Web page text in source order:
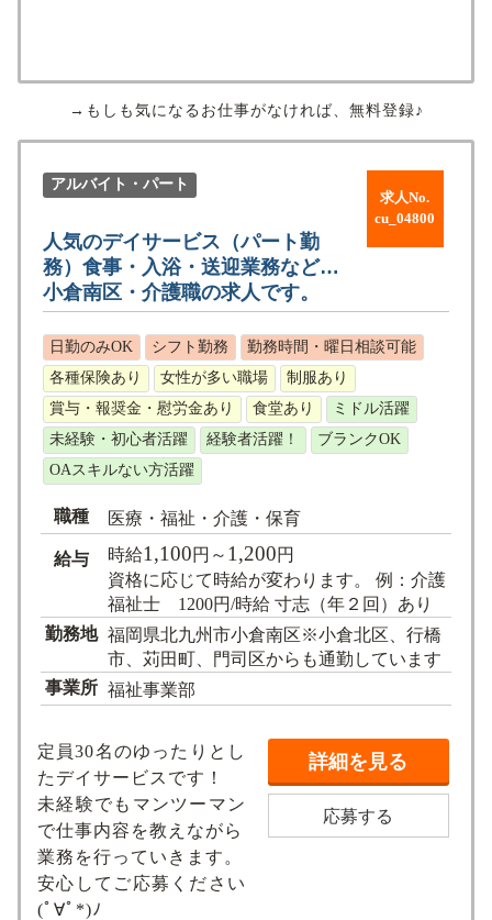
→もしも気になるお仕事がなければ、無料登録♪
求人No.
cu_04800
アルバイト・パート
人気のデイサービス（パート勤
務）食事・入浴・送迎業務など…
小倉南区・介護職の求人です。
日勤のみOK シフト勤務
勤務時間・曜日相談可能
各種保険あり
女性が多い職場
制服あり
賞与・報奨金・慰労金あり
食堂あり
ミドル活躍
未経験・初心者活躍
経験者活躍！
ブランクOK
OAスキルない方活躍
職種 医療・福祉・介護・保育
給与 時給1,100円～ 1,200円
資格に応じて時給が変わります。 例：介護
福祉士 1200円/時給 寸志（年２回）あり
勤務地 福岡県北九州市小倉南区※小倉北区、行橋
市、苅田町、門司区からも通勤しています
事業所 福祉事業部
定員30名のゆったりとし
たデイサービスです！
未経験でもマンツーマン
で仕事内容を教えながら
業務を行っていきます。
安心してご応募ください
(ﾟ∀ﾟ*)ﾉ
詳細を見る
応募する